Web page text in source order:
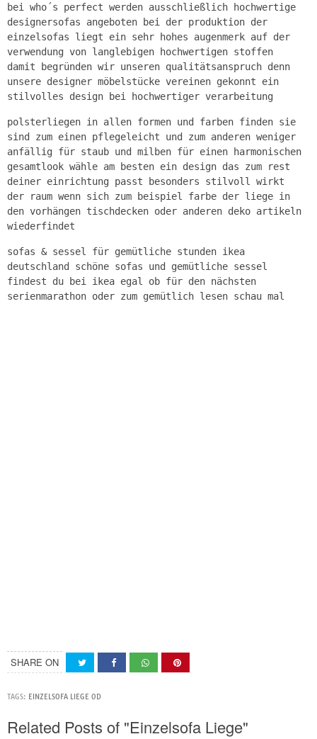
bei who´s perfect werden ausschließlich hochwertige
designersofas angeboten bei der produktion der
einzelsofas liegt ein sehr hohes augenmerk auf der
verwendung von langlebigen hochwertigen stoffen
damit begründen wir unseren qualitätsanspruch denn
unsere designer möbelstücke vereinen gekonnt ein
stilvolles design bei hochwertiger verarbeitung
polsterliegen in allen formen und farben finden sie
sind zum einen pflegeleicht und zum anderen weniger
anfällig für staub und milben für einen harmonischen
gesamtlook wähle am besten ein design das zum rest
deiner einrichtung passt besonders stilvoll wirkt
der raum wenn sich zum beispiel farbe der liege in
den vorhängen tischdecken oder anderen deko artikeln
wiederfindet
sofas & sessel für gemütliche stunden ikea
deutschland schöne sofas und gemütliche sessel
findest du bei ikea egal ob für den nächsten
serienmarathon oder zum gemütlich lesen schau mal
SHARE ON
TAGS: EINZELSOFA LIEGE 0D
Related Posts of "Einzelsofa Liege"